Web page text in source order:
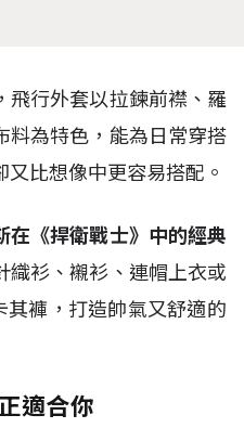
飛行外套以拉鍊前襟、羅
料為特色，能為日常穿搭
比想像中更容易搭配。
在《捍衛戰士》中的經典
織衫、襯衫、連帽上衣或
褲，打造帥氣又舒適的
適合你